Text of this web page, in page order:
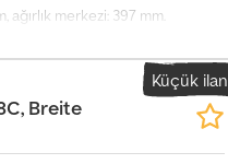
ağırlık merkezi: 397 mm.
Küçük ilan
Breite